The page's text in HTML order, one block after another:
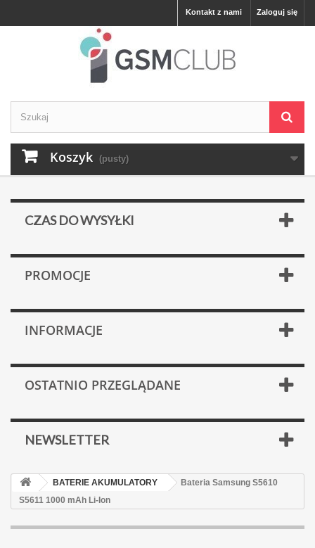
Zaloguj się
Kontakt z nami
Koszyk (pusty)
CZAS DO WYSYŁKI
PROMOCJE
INFORMACJE
OSTATNIO PRZEGLĄDANE
NEWSLETTER
BATERIE AKUMULATORY
Bateria Samsung S5610
S5611 1000 mAh Li-Ion